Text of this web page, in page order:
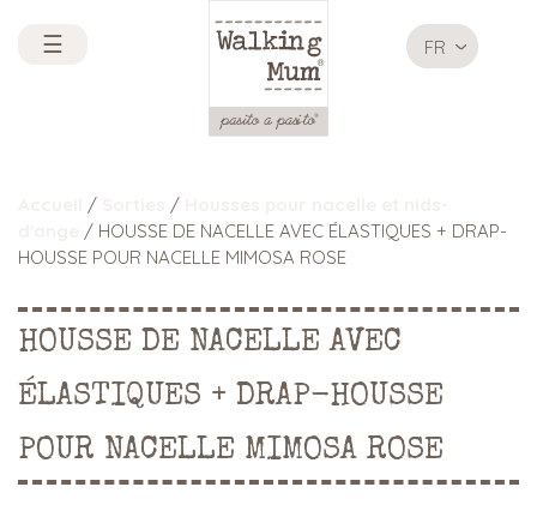
☰ FR
/ /
/ HOUSSE DE NACELLE AVEC ÉLASTIQUES + DRAP-
HOUSSE POUR NACELLE MIMOSA ROSE
HOUSSE DE NACELLE AVEC
ÉLASTIQUES + DRAP-HOUSSE
POUR NACELLE MIMOSA ROSE